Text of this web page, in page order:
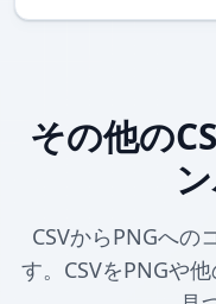
その他の
CSVからPNGへの
す。CSVをPNGや